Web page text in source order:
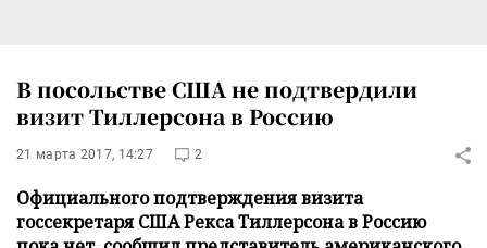
В посольстве США не подтвердили
визит Тиллерсона в Россию
21 марта 2017, 14:27 2
Официального подтверждения визита
госсекретаря США Рекса Тиллерсона в Россию